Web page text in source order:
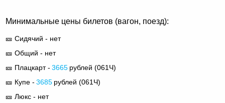
Минимальные цены билетов (вагон, поезд):
🎫 Сидячий - нет
🎫 Общий - нет
🎫 Плацкарт - 3665 рублей (061Ч)
🎫 Купе - 3685 рублей (061Ч)
🎫 Люкс - нет